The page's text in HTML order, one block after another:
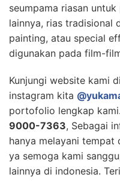
seumpama riasan
lainnya, rias tradisional
painting, atau special
digunakan pada film-
Kunjungi website kami di
instagram kita
portofolio lengkap
9000-7363, Sebagai
hanya melayani tempat
ya semoga kami
lainnya di indonesia.